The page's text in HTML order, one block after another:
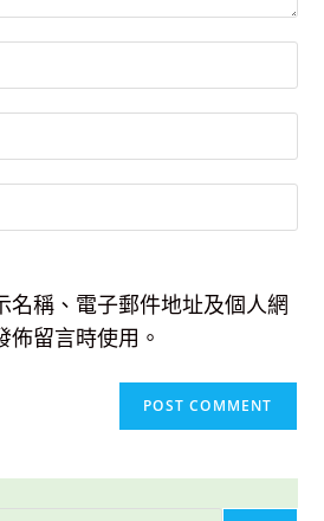
名稱、電子郵件地址及個人網
佈留言時使用。